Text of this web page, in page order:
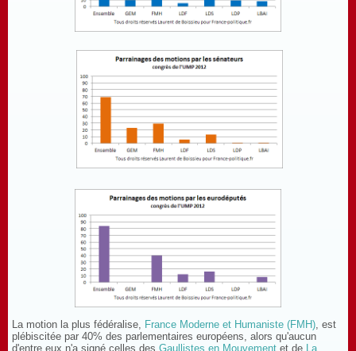
La motion la plus fédéralise, France Moderne et Humaniste (FMH), est
plébiscitée par 40% des parlementaires européens, alors qu'aucun
d'entre eux n'a signé celles des Gaullistes en Mouvement et de La